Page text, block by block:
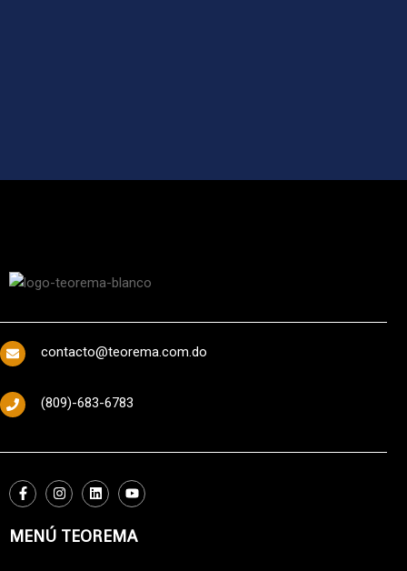
contacto@teorema.com.do
(809)-683-6783
MENÚ TEOREMA